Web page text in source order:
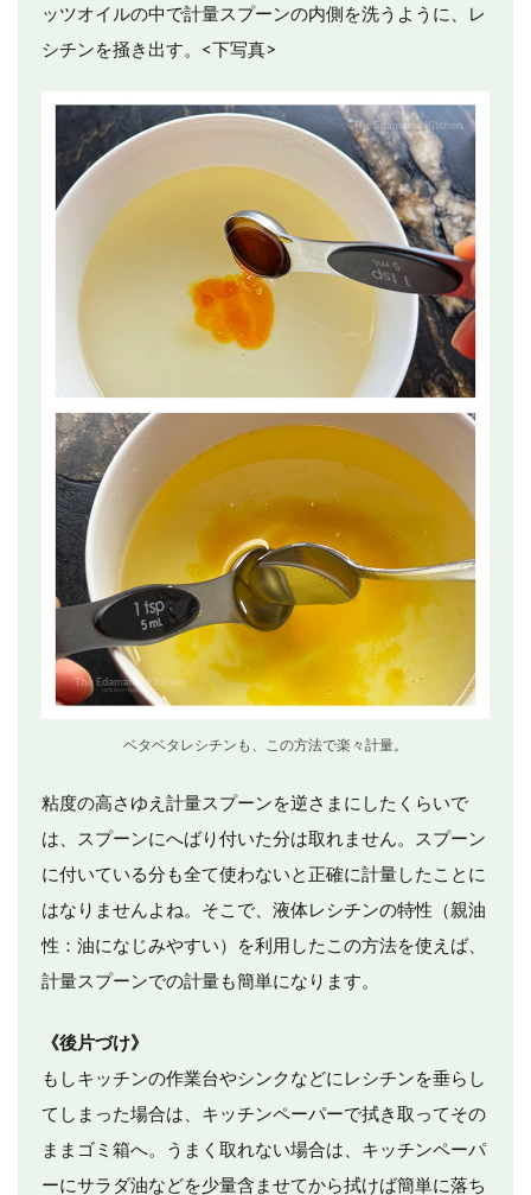
ッツオイルの中で計量スプーンの内側を洗うように、レ
シチンを掻き出す。<下写真>
ベタベタレシチンも、この方法で楽々計量。
粘度の高さゆえ計量スプーンを逆さまにしたくらいで
は、スプーンにへばり付いた分は取れません。スプーン
に付いている分も全て使わないと正確に計量したことに
はなりませんよね。そこで、液体レシチンの特性（親油
性：油になじみやすい）を利用したこの方法を使えば、
計量スプーンでの計量も簡単になります。
《後片づけ》
もしキッチンの作業台やシンクなどにレシチンを垂らし
てしまった場合は、キッチンペーパーで拭き取ってその
ままゴミ箱へ。うまく取れない場合は、キッチンペーパ
ーにサラダ油などを少量含ませてから拭けば簡単に落ち